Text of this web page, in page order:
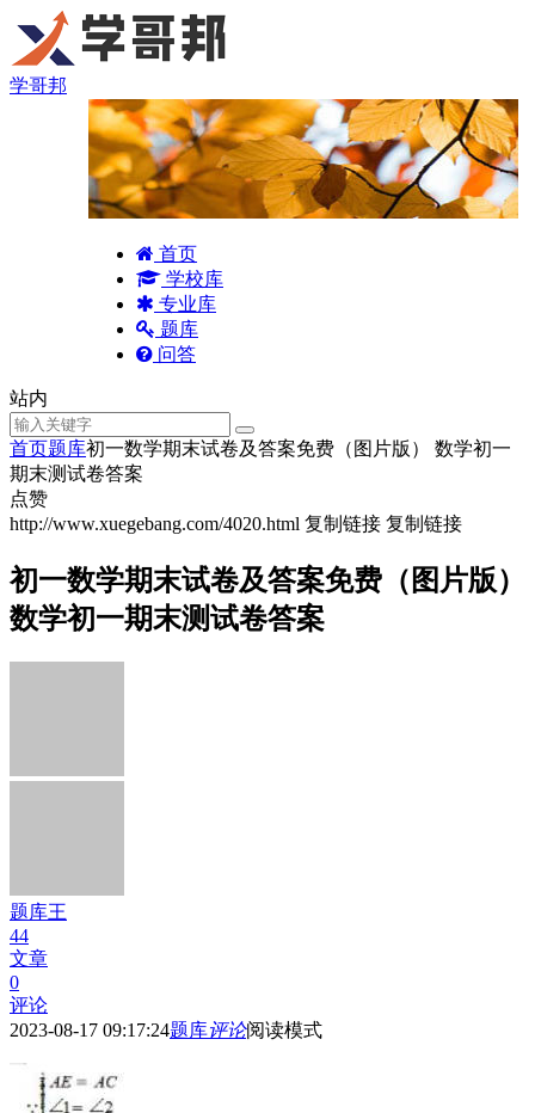
学哥邦
首页
学校库
专业库
题库
问答
站内
首页题库初一数学期末试卷及答案免费（图片版） 数学初一
期末测试卷答案
点赞
http://www.xuegebang.com/4020.html 复制链接 复制链接
初一数学期末试卷及答案免费（图片版）
数学初一期末测试卷答案
题库王
44
文章
0
评论
2023-08-17 09:17:24题库评论阅读模式